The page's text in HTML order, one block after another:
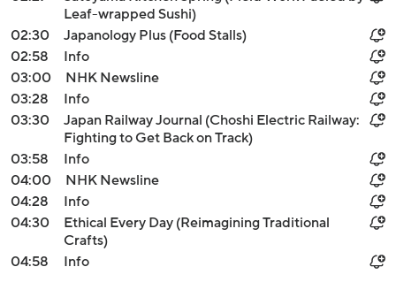
Leaf-wrapped Sushi)
02:30
Japanology Plus (Food Stalls)
02:58
Info
03:00
NHK Newsline
03:28
Info
03:30
Japan Railway Journal (Choshi Electric Railway:
Fighting to Get Back on Track)
03:58
Info
04:00
NHK Newsline
04:28
Info
04:30
Ethical Every Day (Reimagining Traditional
Crafts)
04:58
Info